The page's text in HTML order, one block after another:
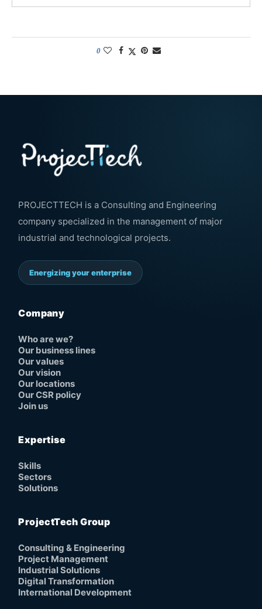
0
PROJECTTECH is a Consulting and Engineering
company specialized in the management of major
industrial and technological projects.
Energizing your enterprise
Company
Who are we?
Our business lines
Our values
Our vision
Our locations
Our CSR policy
Join us
Expertise
Skills
Sectors
Solutions
ProjectTech Group
Consulting & Engineering
Project Management
Industrial Solutions
Digital Transformation
International Development